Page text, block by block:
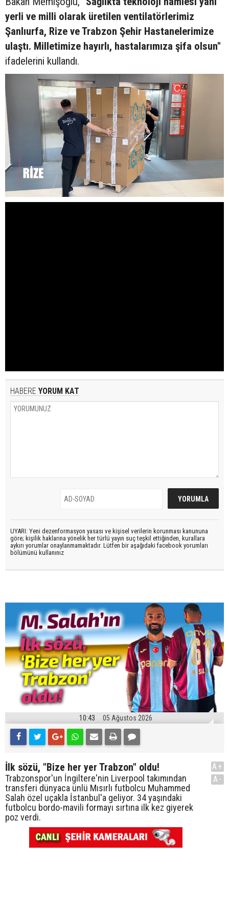
yerli ve milli olarak üretilen ventilatörlerimiz
Şanlıurfa, Rize ve Trabzon Şehir Hastanelerimize
ulaştı. Milletimize hayırlı, hastalarımıza şifa olsun"
ifadelerini kullandı.
HABERE YORUM KAT
UYARI: Yeni dezenformasyon yasası ve kişisel verilerin korunması kanununa
göre; kişilik haklarına yönelik her türlü yayın suç teşkil ettiğinden, kurallara
aykırı yorumlar onaylanmamaktadır. Lütfen bir aşağıdaki facebook yorumları
bölümünü kullanınız
10:43 05 Ağustos 2026
İlk sözü, "Bize her yer Trabzon" oldu!
Trabzonspor'un İngiltere'nin Liverpool takımından
transferi dünyaca ünlü Mısırlı futbolcu Muhammed
Salah özel uçakla İstanbul'a geliyor. 34 yaşındaki
futbolcu bordo-mavili formayı sırtına ilk kez giyerek
poz verdi.
A+
A-